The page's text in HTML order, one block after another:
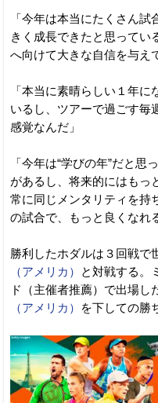
「今年は本当にたくさん
きく成長できたと思ってい
へ向けて大きな自信を与え
「本当に素晴らしい１年
いるし、ツアーで過ごす毎
感覚なんだ」
「今年は“学びの年”だと
があるし、将来的にはもっ
常に同じメンタリティを持
の試合で、もっと良くなれ
勝利したホダルは３回戦で
（アメリカ）
と対戦する。
ド（主催者推薦）で出場し
（アメリカ）
を下しての勝